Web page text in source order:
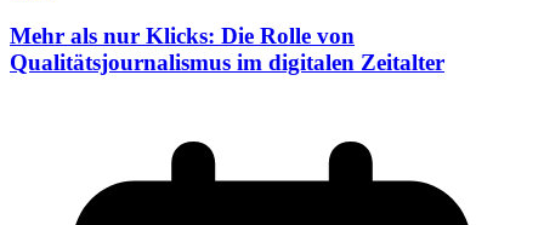
Mehr als nur Klicks: Die Rolle von
Qualitätsjournalismus im digitalen Zeitalter